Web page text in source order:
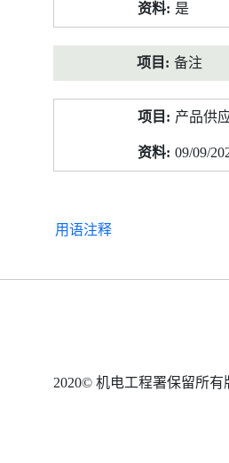
是
备注
产品供
09/09/
用语注释
2020© 机电工程署保留所有